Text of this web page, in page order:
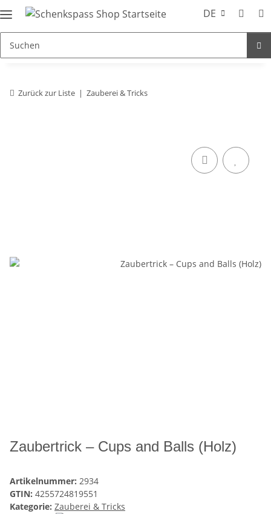
DE
Zurück zur Liste Zauberei & Tricks
Zaubertrick – Cups and Balls (Holz)
Artikelnummer: 2934
GTIN: 4255724819551
Kategorie: Zauberei & Tricks